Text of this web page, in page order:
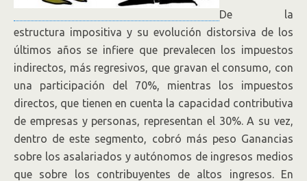
De la
estructura impositiva y su evolución distorsiva de los
últimos años se infiere que prevalecen los impuestos
indirectos, más regresivos, que gravan el consumo, con
una participación del 70%, mientras los impuestos
directos, que tienen en cuenta la capacidad contributiva
de empresas y personas, representan el 30%. A su vez,
dentro de este segmento, cobró más peso Ganancias
sobre los asalariados y autónomos de ingresos medios
que sobre los contribuyentes de altos ingresos. En